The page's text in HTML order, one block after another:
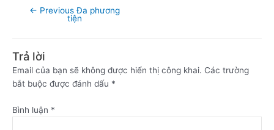
← Previous Đa phương
tiện
Trả lời
Email của bạn sẽ không được hiển thị công khai. Các trường
bắt buộc được đánh dấu *
Bình luận *